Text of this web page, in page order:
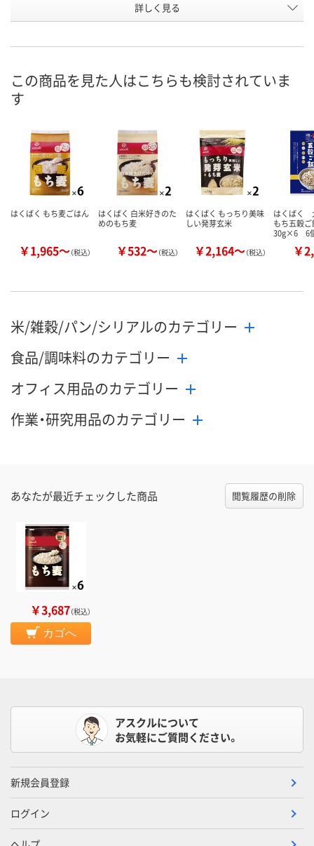
AR70345 WA94731
8月7日（金）
カゴへ カゴへ
（次回入荷日
詳しく見る
この商品を見た人はこちらも検討されていま
す
はくばく もち麦ごはん
￥1,965～（税込）
はくばく 白米好きのた
めのもち麦
￥532～（税込）
はくばく もっちり美味
しい発芽玄米
￥2,164～（税込）
はくばく
もち五穀
30g×6 6
￥
米/雑穀/パン/シリアルのカテゴリー
食品/調味料のカテゴリー
オフィス用品のカテゴリー
作業・研究用品のカテゴリー
あなたが最近チェックした商品 閲覧履歴の削除
￥3,687（税込）
カゴへ
アスクルについて
お気軽にご質問ください。
新規会員登録
ログイン